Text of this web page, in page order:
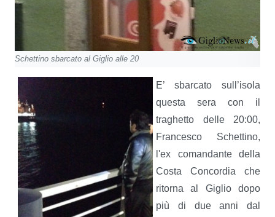
Schettino sbarcato al Giglio alle 20
E’ sbarcato sull’isola
questa sera con il
traghetto delle 20:00,
Francesco Schettino,
l'ex comandante della
Costa Concordia che
ritorna al Giglio dopo
più di due anni dal